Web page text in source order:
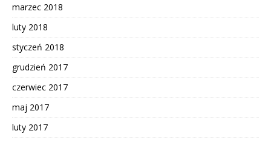
marzec 2018
luty 2018
styczeń 2018
grudzień 2017
czerwiec 2017
maj 2017
luty 2017